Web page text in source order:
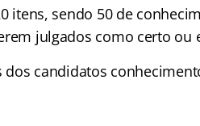
itens, sendo 50 de
julgados como certo ou
candidatos